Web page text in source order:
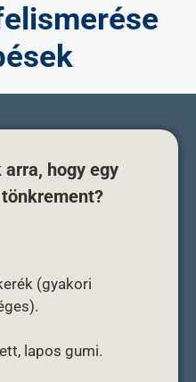
hogy egy
(gyakori
lapos gumi.